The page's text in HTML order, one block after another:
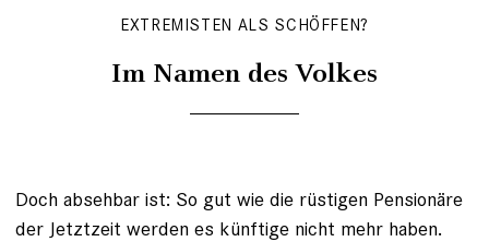
EXTREMISTEN ALS SCHÖFFEN?
Im Namen des Volkes
Doch absehbar ist: So gut wie die rüstigen Pensionäre
der Jetztzeit werden es künftige nicht mehr haben.